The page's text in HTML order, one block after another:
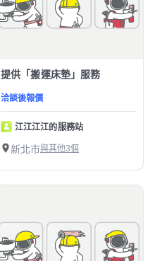
提供「搬運床墊」服務
洽談後報價
江江江江的服務站
新北市與其他3個